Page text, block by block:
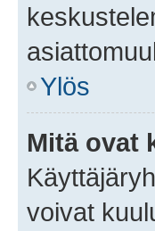
Ylös
Mitä ovat
voivat